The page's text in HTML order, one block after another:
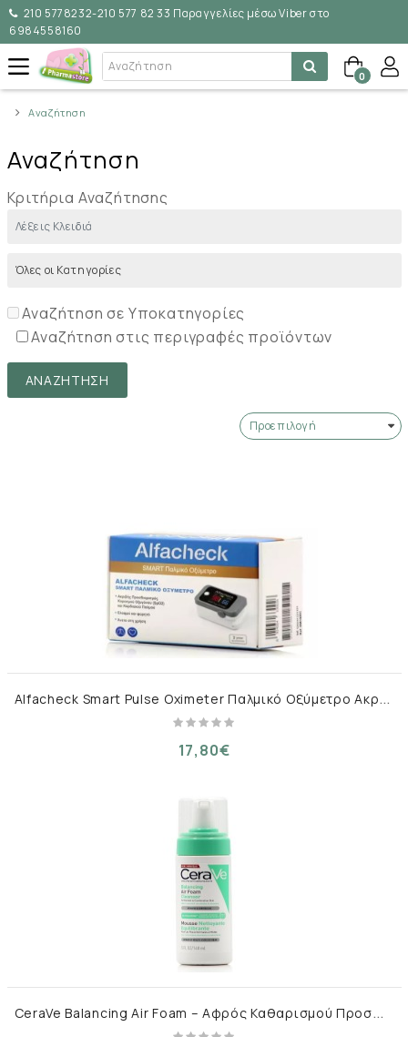
210 5778232-210 577 82 33 Παραγγελίες μέσω Viber στο
6984558160
0
Αναζήτηση
Αναζήτηση
Κριτήρια Αναζήτησης
Αναζήτηση σε Υποκατηγορίες
Αναζήτηση στις περιγραφές προϊόντων
A
lfacheck Smart Pulse Oximeter Παλμικό Οξύμετρο Ακριβείας 1 Τεμάχιο
17,80€
C
eraVe Balancing Air Foam – Αφρός Καθαρισμού Προσώπου 148 ml